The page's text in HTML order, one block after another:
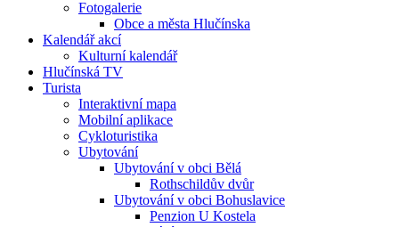
Fotogalerie
Obce a města Hlučínska
Kalendář akcí
Kulturní kalendář
Hlučínská TV
Turista
Interaktivní mapa
Mobilní aplikace
Cykloturistika
Ubytování
Ubytování v obci Bělá
Rothschildův dvůr
Ubytování v obci Bohuslavice
Penzion U Kostela